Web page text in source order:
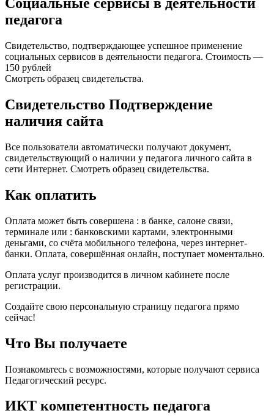
Социальные сервисы в деятельности
педагога
Свидетельство, подтверждающее успешное применение
социальных сервисов в деятельности педагога. Стоимость —
150 рублей
Смотреть образец свидетельства.
Свидетельство Подтверждение
наличия сайта
Все пользователи автоматически получают документ,
свидетельствующий о наличии у педагога личного сайта в
сети Интернет. Смотреть образец свидетельства.
Как оплатить
Оплата может быть совершена : в банке, салоне связи,
терминале или : банковскими картами, электронными
деньгами, со счёта мобильного телефона, через интернет-
банки. Оплата, совершённая онлайн, поступает моментально.
Оплата услуг производится в личном кабинете после
регистрации.
Создайте свою персональную страницу педагога прямо
сейчас!
Что Вы получаете
Познакомьтесь с возможностями, которые получают сервиса
Педагогический ресурс.
ИКТ компетентность педагога